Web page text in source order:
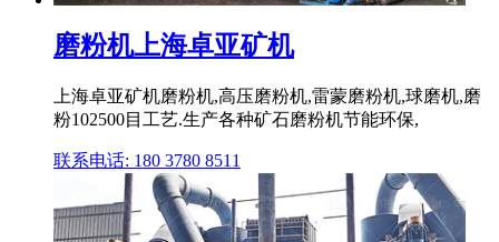
磨粉机上海卓亚矿机
上海卓亚矿机磨粉机,高压磨粉机,雷蒙磨粉机,球磨机,磨
粉102500目工艺.生产各种矿石磨粉机节能环保,
联系电话: 180 3780 8511